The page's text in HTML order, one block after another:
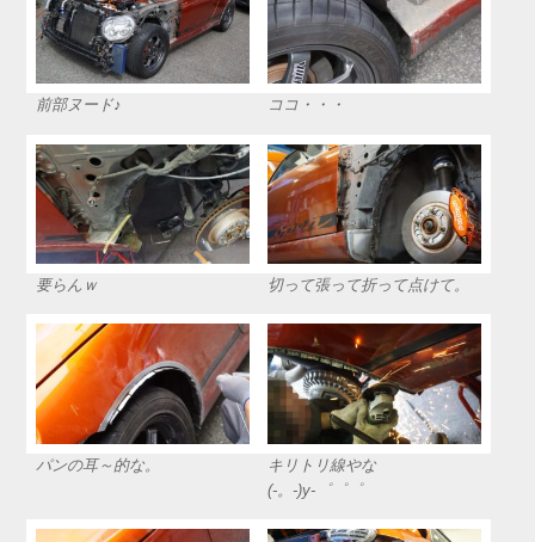
前部ヌード♪ ココ・・・
要らんｗ 切って張って折って点けて。
パンの耳～的な。
キリトリ線やな
(-。-)y-゜゜゜